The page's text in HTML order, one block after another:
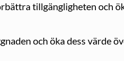
tillgängligheten och
och öka dess värde